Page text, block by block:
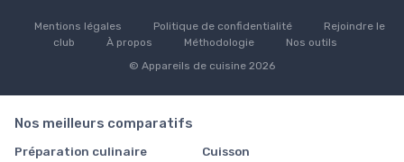
Mentions légales Politique de confidentialité
Rejoindre le
club
À propos Méthodologie
Nos outils
© Appareils de cuisine 2026
Nos meilleurs comparatifs
Préparation culinaire Cuisson